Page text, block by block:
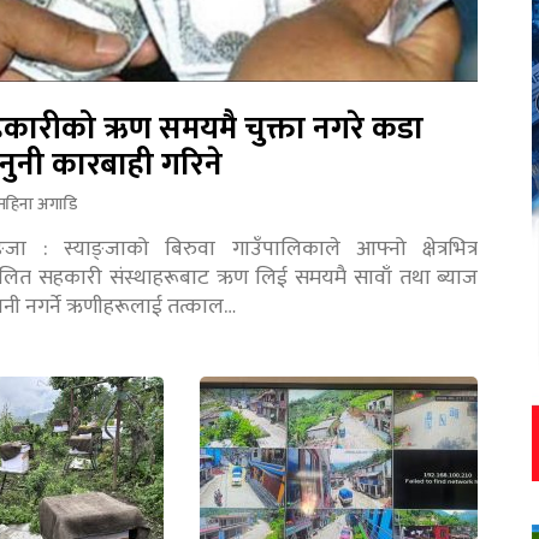
ऋण समयमै चुक्ता नगरे कडा
कारबाही गरिने
अगाडि
: स्याङ्जाको बिरुवा गाउँपालिकाले आफ्नो क्षेत्रभित्र
सहकारी संस्थाहरूबाट ऋण लिई समयमै सावाँ तथा ब्याज
नगर्ने ऋणीहरूलाई तत्काल…